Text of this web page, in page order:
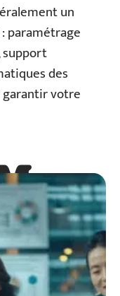
un
: paramétrage
des
votre